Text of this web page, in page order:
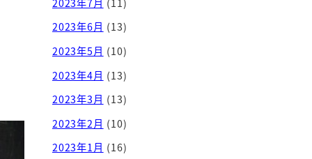
2023年6月 (13)
2023年5月 (10)
2023年4月 (13)
2023年3月 (13)
2023年2月 (10)
2023年1月 (16)